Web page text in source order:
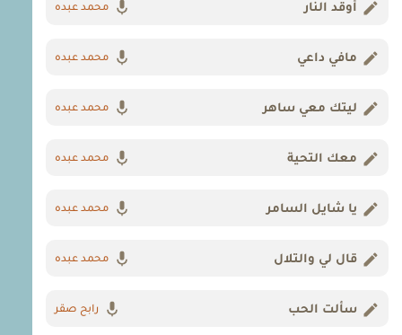
أوقد النار محمد عبده
مافي داعي محمد عبده
ليتك معي ساهر محمد عبده
معك التحية محمد عبده
يا شايل السامر محمد عبده
قال لي والتلال محمد عبده
سألت الحب رابح صقر